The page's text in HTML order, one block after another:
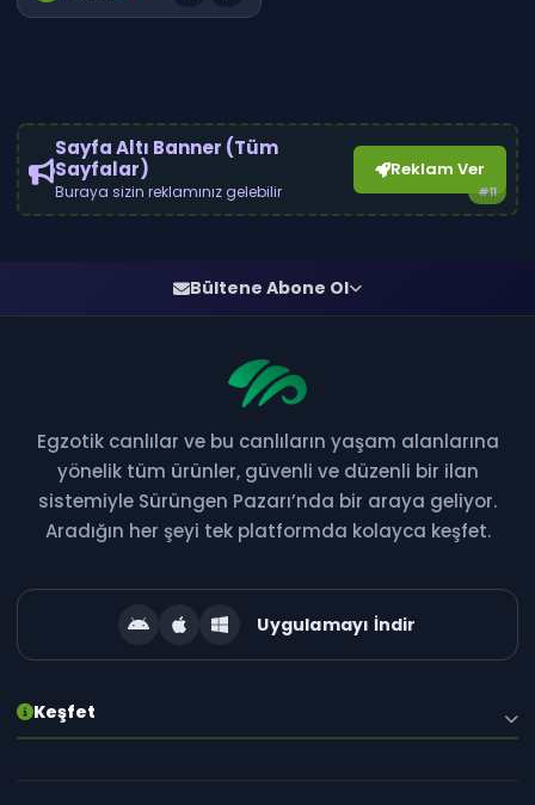
#11
Sayfa Altı Banner (Tüm
Sayfalar)
Buraya sizin reklamınız gelebilir
Reklam Ver
Bültene Abone Ol
Bültene Abone Ol
Yeni ilanlar, kampanyalar ve özel fırsatlardan ilk siz
haberdar olun!
Abone Ol
E-posta adresiniz gizli tutulur. İstediğiniz zaman abonelikten çıkabilirsiniz.
Egzotik canlılar ve bu canlıların yaşam alanlarına
yönelik tüm ürünler, güvenli ve düzenli bir ilan
sistemiyle Sürüngen Pazarı’nda bir araya geliyor.
Aradığın her şeyi tek platformda kolayca keşfet.
Uygulamayı İndir
Keşfet